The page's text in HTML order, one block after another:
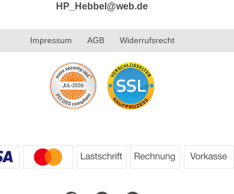
HP_Hebbel@web.de
Impressum AGB Widerrufsrecht